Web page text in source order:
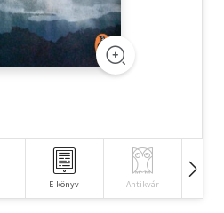
E-könyv Antikvár